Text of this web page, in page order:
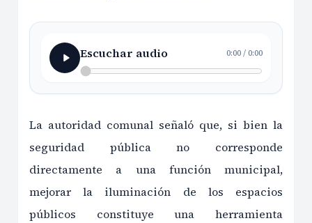
Escuchar audio 0:00/0:00
La autoridad comunal señaló que, si bien la
seguridad pública no corresponde
directamente a una función municipal,
mejorar la iluminación de los espacios
públicos constituye una herramienta